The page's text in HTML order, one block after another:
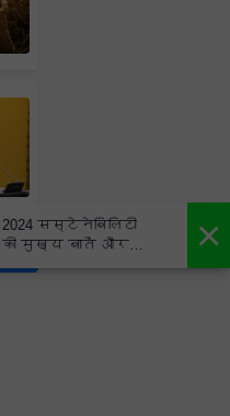
×
सस्टेनेबिलिटी
की मुख्य बातें और
2024